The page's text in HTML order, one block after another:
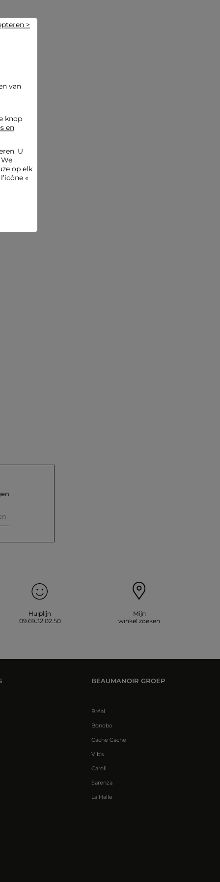
stoom, aangezien dit sterk wordt afgeraden. Vermijd het
gebruik van de droger, want ook dit wordt sterk afgeraden.
Hulplijn
09.69.32.02.50
Mijn
winkel zoeken
BEAUMANOIR GROEP
Bréal
Bonobo
Cache Cache
Vib's
Caroll
Sarenza
La Halle
van
knop
en
U
op elk
«
>